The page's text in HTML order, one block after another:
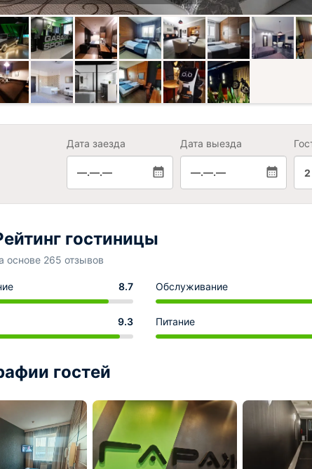
Дата заезда
—.—.—
Дата выезда
—.—.— 2
гостиницы
основе 265 отзывов
8.7 Обслуживание
9.3 Питание
гостей